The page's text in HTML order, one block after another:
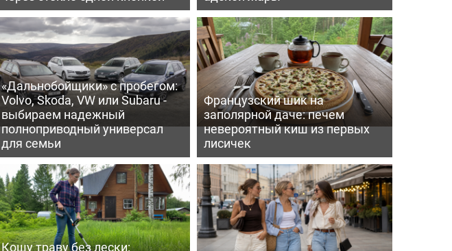
«Дальнобойщики» с пробегом:
Volvo, Skoda, VW или Subaru -
выбираем надежный
полноприводный универсал
для семьи
Французский шик на
заполярной даче: печем
невероятный киш из первых
лисичек
Кошу траву без лески: